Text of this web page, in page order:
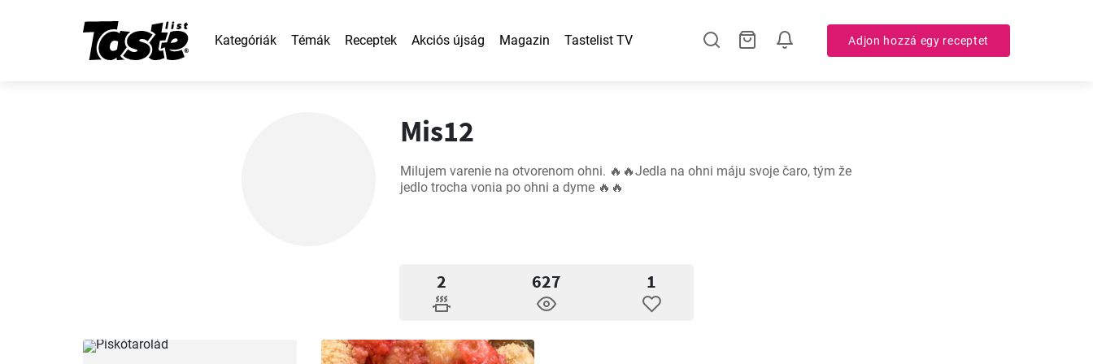
Kategóriák Témák Receptek Akciós újság Magazin Tastelist TV Adjon hozzá egy receptet
Mis12
Milujem varenie na otvorenom ohni. 🔥🔥Jedla na ohni máju svoje čaro, tým že
jedlo trocha vonia po ohni a dyme 🔥🔥
2 627 1